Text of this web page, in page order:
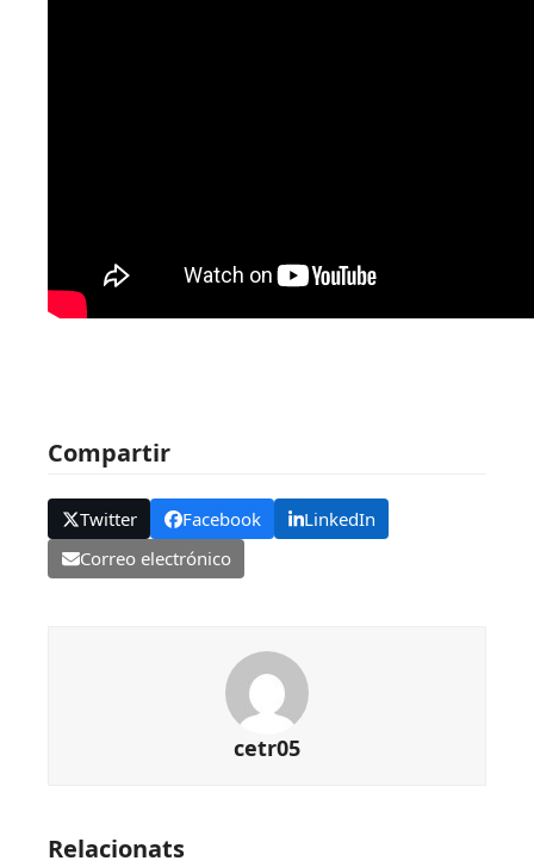
Compartir
Twitter Facebook
LinkedIn
Correo electrónico
cetr05
Relacionats